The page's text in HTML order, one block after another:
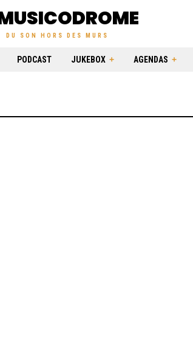
DU SON HORS DES MURS
PODCAST JUKEBOX AGENDAS